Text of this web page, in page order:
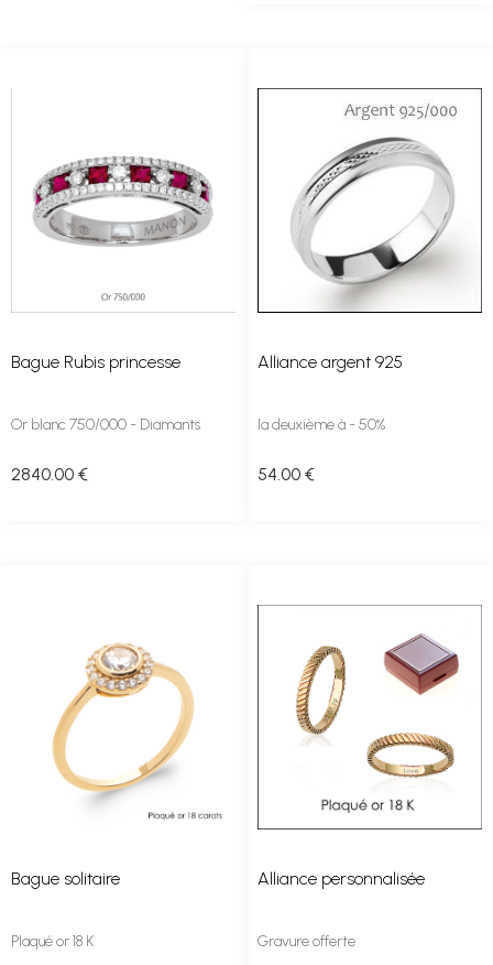
Bague Rubis princesse
Or blanc 750/000 - Diamants
2840.00 €
Alliance argent 925
la deuxième à - 50%
54.00 €
Bague solitaire
Plaqué or 18 K
Alliance personnalisée
Gravure offerte